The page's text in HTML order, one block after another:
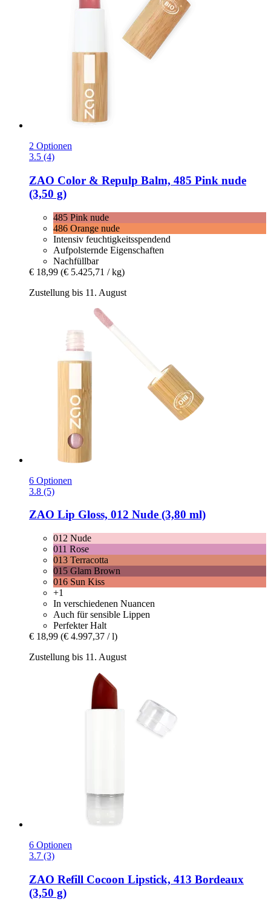
2 Optionen
3.5 (4)
ZAO Color & Repulp Balm, 485 Pink nude
(3,50 g)
485 Pink nude
486 Orange nude
Intensiv feuchtigkeitsspendend
Aufpolsternde Eigenschaften
Nachfüllbar
€ 18,99 (€ 5.425,71 / kg)
Zustellung bis 11. August
6 Optionen
3.8 (5)
ZAO Lip Gloss, 012 Nude (3,80 ml)
012 Nude
011 Rose
013 Terracotta
015 Glam Brown
016 Sun Kiss
+1
In verschiedenen Nuancen
Auch für sensible Lippen
Perfekter Halt
€ 18,99 (€ 4.997,37 / l)
Zustellung bis 11. August
6 Optionen
3.7 (3)
ZAO Refill Cocoon Lipstick, 413 Bordeaux
(3,50 g)